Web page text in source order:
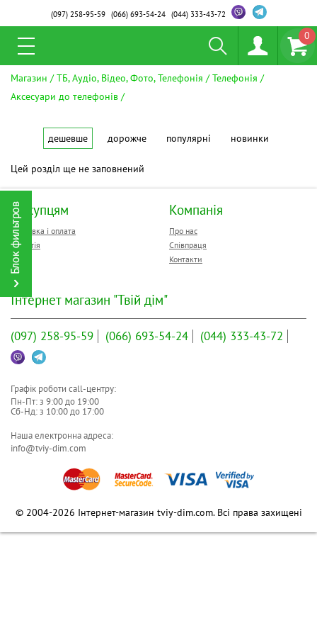
(097)258-95-59 (066)693-54-24 (044)333-43-72
0
Магазин ТБ, Аудіо, Відео, Фото, Телефонія
Телефонія
Аксесуари до телефонів
дешевше дорожче популярні новинки
Цей розділ ще не заповнений
Покупцям
Доставка і оплата
Гарантія
Компанія
Про нас
Співпраця
Контакти
Інтернет магазин "Твій дім"
(097) 258-95-59 (066) 693-54-24 (044) 333-43-72
Графік роботи call-центру:
Пн-Пт: з 9:00до 19:00
Сб-Нд: з 10:00до 17:00
Наша електронна адреса:
info@tviy-dim.com
© 2004-2026 Інтернет-магазин tviy-dim.com. Всі права захищені